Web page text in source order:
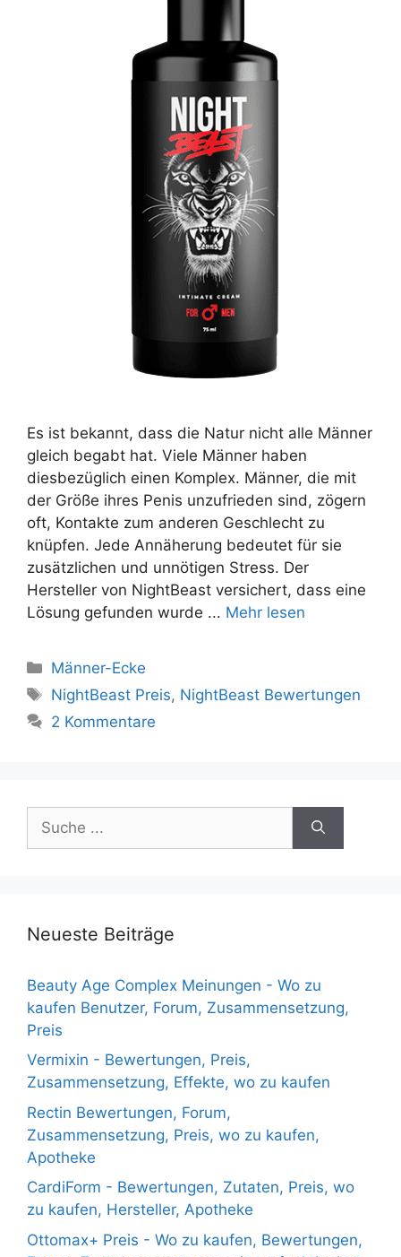
Es ist bekannt, dass die Natur nicht alle Männer
gleich begabt hat. Viele Männer haben
diesbezüglich einen Komplex. Männer, die mit
der Größe ihres Penis unzufrieden sind, zögern
oft, Kontakte zum anderen Geschlecht zu
knüpfen. Jede Annäherung bedeutet für sie
zusätzlichen und unnötigen Stress. Der
Hersteller von NightBeast versichert, dass eine
Lösung gefunden wurde ... Mehr lesen
Kategorien
Männer-Ecke
Tags
NightBeast Preis, NightBeast Bewertungen
2 Kommentare
nach:
Neueste Beiträge
Beauty Age Сomplex Meinungen - Wo zu
kaufen Benutzer, Forum, Zusammensetzung,
Preis
Vermixin - Bewertungen, Preis,
Zusammensetzung, Effekte, wo zu kaufen
Rectin Bewertungen, Forum,
Zusammensetzung, Preis, wo zu kaufen,
Apotheke
CardiForm - Bewertungen, Zutaten, Preis, wo
zu kaufen, Hersteller, Apotheke
Ottomax+ Preis - Wo zu kaufen, Bewertungen,